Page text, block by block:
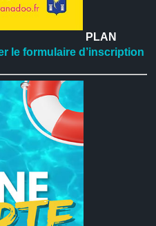
PLAN
le formulaire d’inscription